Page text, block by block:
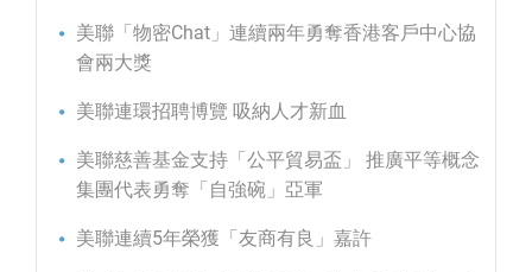
美聯「物密Chat」連續兩年勇奪香港客戶中心協
會兩大獎
美聯連環招聘博覽 吸納人才新血
美聯慈善基金支持「公平貿易盃」 推廣平等概念
集團代表勇奪「自強碗」亞軍
美聯連續5年榮獲「友商有良」嘉許